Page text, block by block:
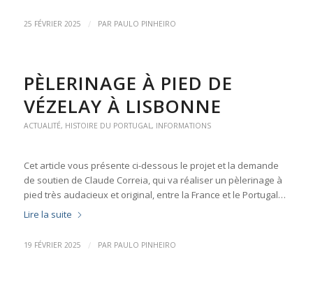
25 FÉVRIER 2025 / PAR PAULO PINHEIRO
PÈLERINAGE À PIED DE
VÉZELAY À LISBONNE
ACTUALITÉ, HISTOIRE DU PORTUGAL, INFORMATIONS
Cet article vous présente ci-dessous le projet et la demande
de soutien de Claude Correia, qui va réaliser un pèlerinage à
pied très audacieux et original, entre la France et le Portugal…
Lire la suite
19 FÉVRIER 2025 / PAR PAULO PINHEIRO